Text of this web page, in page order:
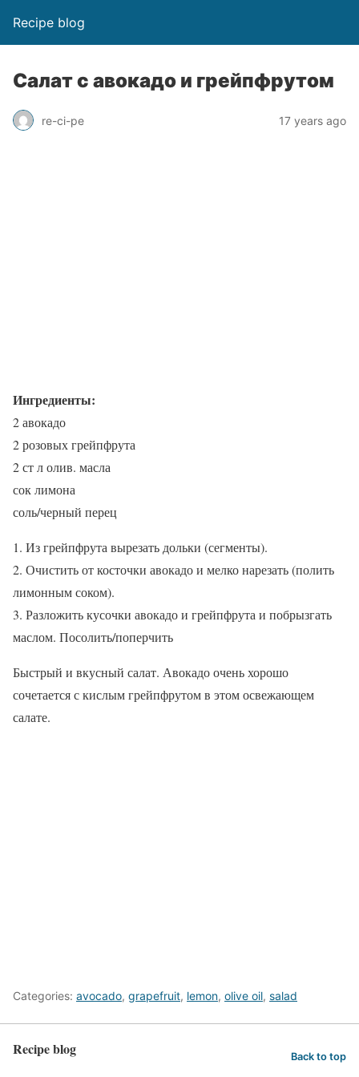
Recipe blog
Салат с авокадо и грейпфрутом
re-ci-pe 17 years ago
Ингредиенты:
2 авокадо
2 розовых грейпфрута
2 ст л олив. масла
сок лимона
соль/черный перец
1. Из грейпфрута вырезать дольки (сегменты).
2. Очистить от косточки авокадо и мелко нарезать (полить
лимонным соком).
3. Разложить кусочки авокадо и грейпфрута и побрызгать
маслом. Посолить/поперчить
Быстрый и вкусный салат. Авокадо очень хорошо
сочетается с кислым грейпфрутом в этом освежающем
салате.
Categories: avocado, grapefruit, lemon, olive oil, salad
Recipe blog Back to top